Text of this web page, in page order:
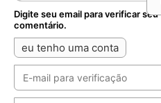
Digite seu email para verificar seu
comentário.
eu tenho uma conta